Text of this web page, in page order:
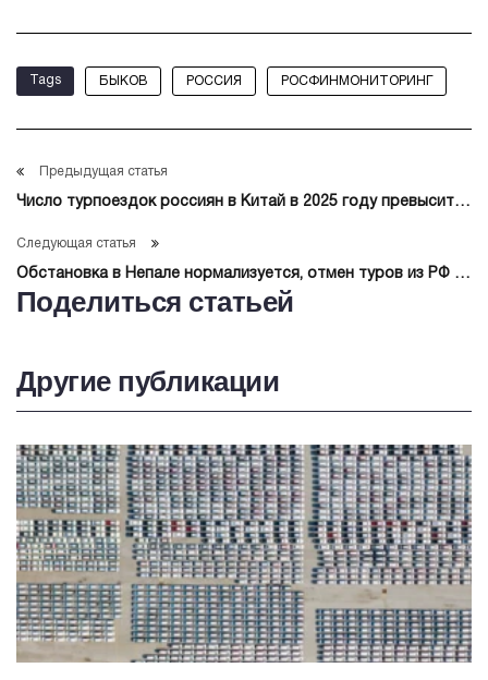
Tags БЫКОВ РОССИЯ РОСФИНМОНИТОРИНГ
Предыдущая статья
Число турпоездок россиян в Китай в 2025 году превысит 2
Следующая статья
Обстановка в Непале нормализуется, отмен туров из РФ на
Поделиться статьей
Другие публикации